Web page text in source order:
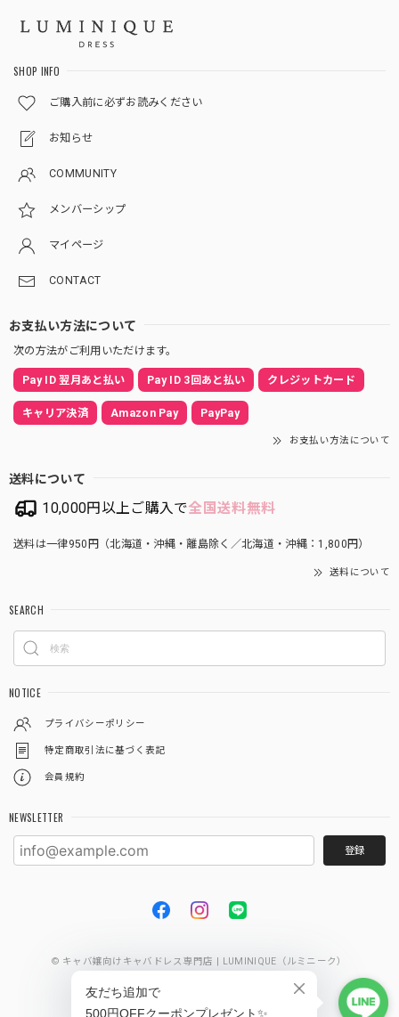
SHOP INFO
ご購入前に必ずお読みください
お知らせ
COMMUNITY
メンバーシップ
マイページ
CONTACT
お支払い方法について
次の方法がご利用いただけます。
Pay ID 翌月あと払い Pay ID 3回あと払い クレジットカード
キャリア決済 Amazon Pay PayPay
お支払い方法について
送料について
10,000円以上ご購入で全国送料無料
送料は一律950円（北海道・沖縄・離島除く／北海道・沖縄：1,800円）
送料について
SEARCH
NOTICE
プライバシーポリシー
特定商取引法に基づく表記
会員規約
NEWSLETTER
登録
© キャバ嬢向けキャバドレス専門店 | LUMINIQUE（ルミニーク）